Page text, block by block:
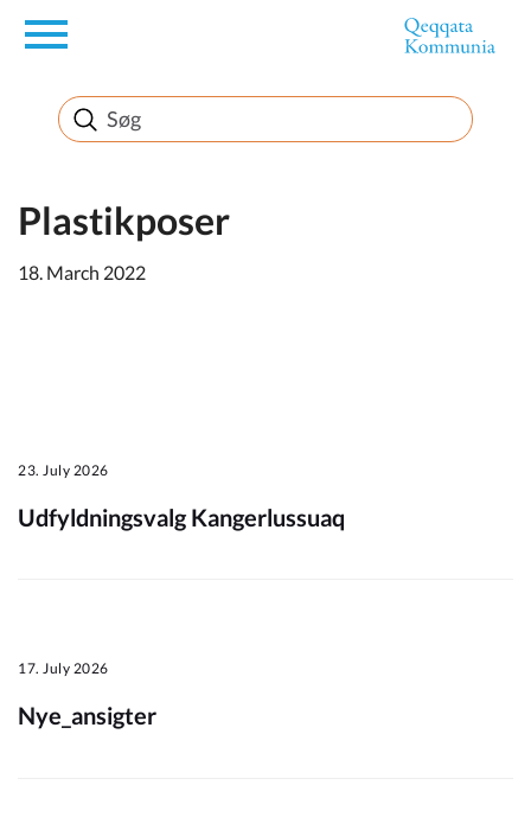
en
Borger
Erhverv
Politik
Kommuneplanen
Plastikposer
18. March 2022
23. July 2026
Udfyldningsvalg Kangerlussuaq
17. July 2026
Nye_ansigter